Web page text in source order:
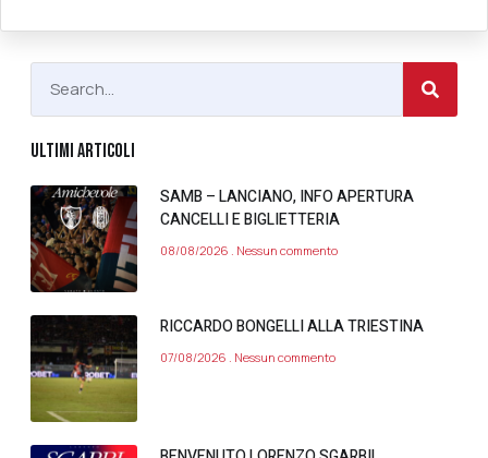
ULTIMI ARTICOLI
SAMB – LANCIANO, INFO APERTURA
CANCELLI E BIGLIETTERIA
08/08/2026 Nessun commento
RICCARDO BONGELLI ALLA TRIESTINA
07/08/2026 Nessun commento